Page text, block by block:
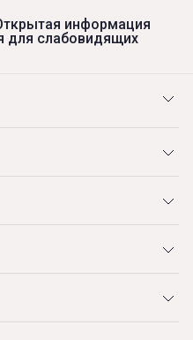
информация
для слабовидящих